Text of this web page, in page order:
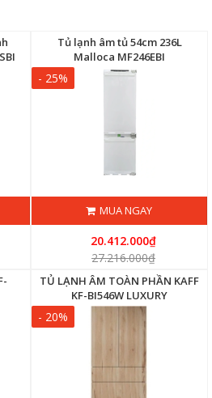
Tủ lạnh âm tủ 54cm 236L
Malloca MF246EBI
- 25%
MUA NGAY
20.412.000₫
27.216.000₫
TỦ LẠNH ÂM TOÀN PHẦN KAFF
KF-BI546W LUXURY
- 20%